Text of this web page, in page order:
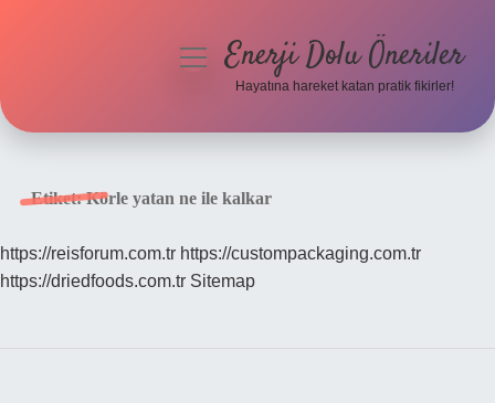
Hakkımızda
menüyüEnerji Dolu Öneriler
Hayatına hareket katan pratik fikirler!
Etiket:Körle yatan ne ile kalkar
https://reisforum.com.tr https://custompackaging.com.tr
https://driedfoods.com.tr Sitemap